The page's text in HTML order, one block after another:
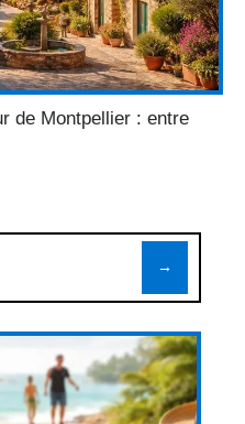
de Montpellier : entre